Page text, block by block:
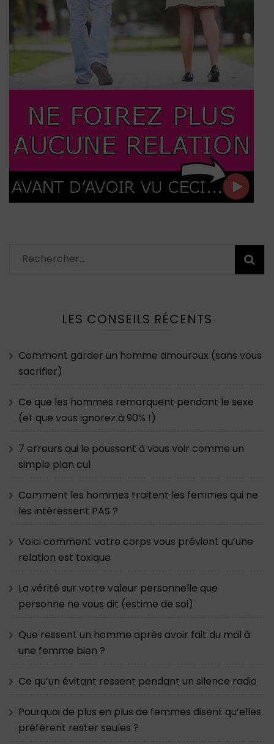
Rechercher :
LES CONSEILS RÉCENTS
Comment garder un homme amoureux (sans vous
sacrifier)
Ce que les hommes remarquent pendant le sexe
(et que vous ignorez à 90% !)
7 erreurs qui le poussent à vous voir comme un
simple plan cul
Comment les hommes traitent les femmes qui ne
les intéressent PAS ?
Voici comment votre corps vous prévient qu’une
relation est toxique
La vérité sur votre valeur personnelle que
personne ne vous dit (estime de soi)
Que ressent un homme après avoir fait du mal à
une femme bien ?
Ce qu’un évitant ressent pendant un silence radio
Pourquoi de plus en plus de femmes disent qu’elles
préfèrent rester seules ?